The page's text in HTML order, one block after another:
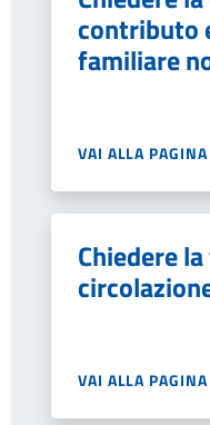
contributo
familiare
VAI ALLA PAGINA
Chiedere
VAI ALLA PAGINA